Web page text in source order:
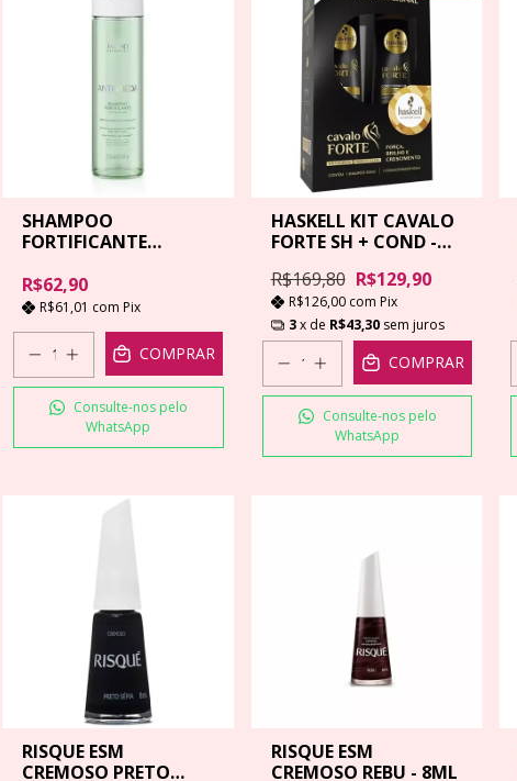
SHAMPOO
FORTIFICANTE
ANTIQUEDA 250ML
R$62,90
R$61,01 com Pix
COMPRAR
Consulte-nos pelo
WhatsApp
HASKELL KIT CAVALO
FORTE SH + COND -
R$169,80 R$129,90
R$126,00 com Pix
3 x de R$43,30 sem juros
COMPRAR
Consulte-nos pelo
WhatsApp
RISQUE ESM
CREMOSO PRETO
RISQUE ESM
CREMOSO REBU - 8ML